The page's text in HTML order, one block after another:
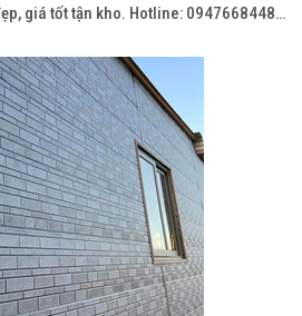
giá tốt tận kho. Hotline: 0947668448